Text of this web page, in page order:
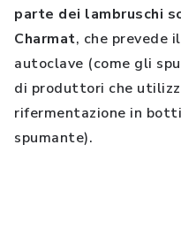
parte dei lambruschi
Charmat, che prevede
autoclave (come gli
di produttori che
rifermentazione in
spumante).